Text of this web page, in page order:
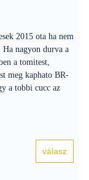
2015 ota ha nem
nagyon durva a
a tomitest,
meg kaphato BR-
a tobbi cucc az